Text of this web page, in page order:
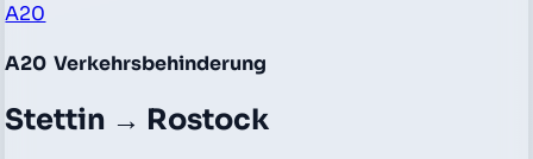
A20
A20 Verkehrsbehinderung
Stettin → Rostock